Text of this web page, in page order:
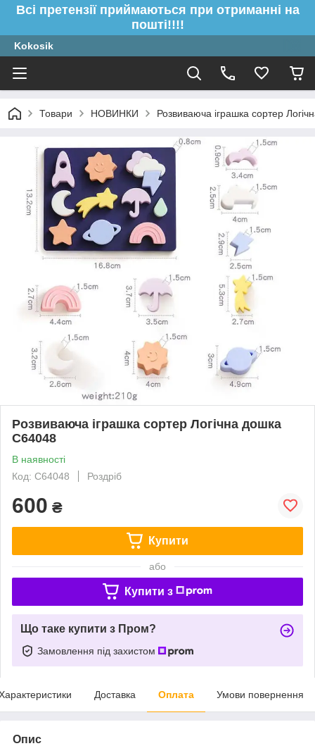
Всі претензії приймаються при отриманні на
пошті!!!!
Kokosik
Товари НОВИНКИ Розвиваюча іграшка сортер
Розвиваюча іграшка сортер Логічна дошка
C64048
В наявності
Код: C64048
Роздріб
600 ₴
Купити
або
Купити з
Що таке купити з Пром?
Замовлення під захистом
Доставка Оплата Умови повернення
Опис